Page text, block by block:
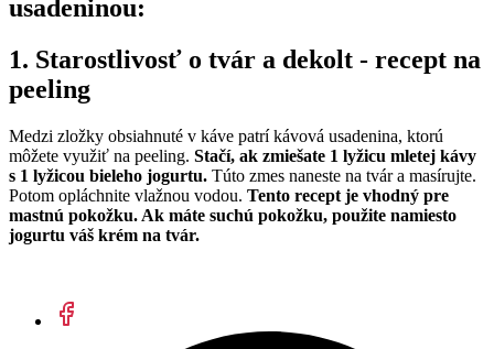
usadeninou:
1. Starostlivosť o tvár a dekolt - recept na
peeling
Medzi zložky obsiahnuté v káve patrí kávová usadenina, ktorú
môžete využiť na peeling. Stačí, ak zmiešate 1 lyžicu mletej kávy
s 1 lyžicou bieleho jogurtu. Túto zmes naneste na tvár a masírujte.
Potom opláchnite vlažnou vodou. Tento recept je vhodný pre
mastnú pokožku. Ak máte suchú pokožku, použite namiesto
jogurtu váš krém na tvár.